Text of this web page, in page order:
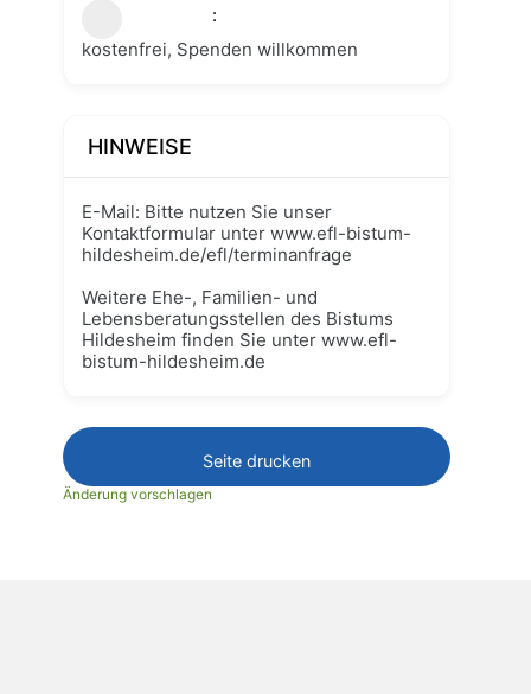
kostenfrei, Spenden willkommen
HINWEISE
E-Mail: Bitte nutzen Sie unser
Kontaktformular unter www.efl-bistum-
hildesheim.de/efl/terminanfrage
Weitere Ehe-, Familien- und
Lebensberatungsstellen des Bistums
Hildesheim finden Sie unter www.efl-
bistum-hildesheim.de
Seite drucken
Änderung vorschlagen